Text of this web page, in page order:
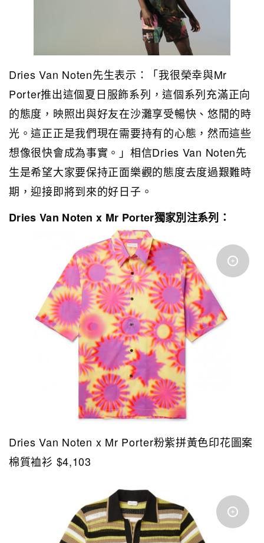
Dries Van Noten先生表示：「我很榮幸與Mr
Porter推出這個夏日服飾系列，這個系列充滿正向
的態度，映照出與好友在沙灘享受暢快、悠閒的時
光。這正正是我們現在需要持有的心態，然而這些
想像很快會成為事實。」相信Dries Van Noten先
生是希望大家要保持正面樂觀的態度去度過艱難時
期，迎接即將到來的好日子。
Dries Van Noten x Mr Porter獨家別注系列：
Dries Van Noten x Mr Porter粉紫拼黃色印花圖案
棉質裇衫 $4,103